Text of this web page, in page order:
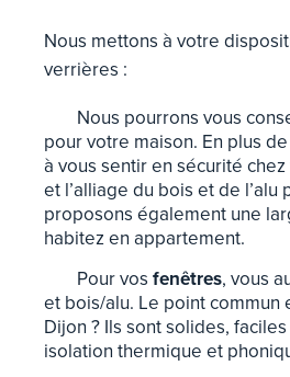
Nous mettons à votre
verrières :
Nous pourrons vous
pour votre maison. En plus
à vous sentir en sécurité
et l’alliage du bois et de
proposons également une
habitez en appartement.
Pour vos fenêtres, vous
et bois/alu. Le point
Dijon ? Ils sont solides,
isolation thermique et